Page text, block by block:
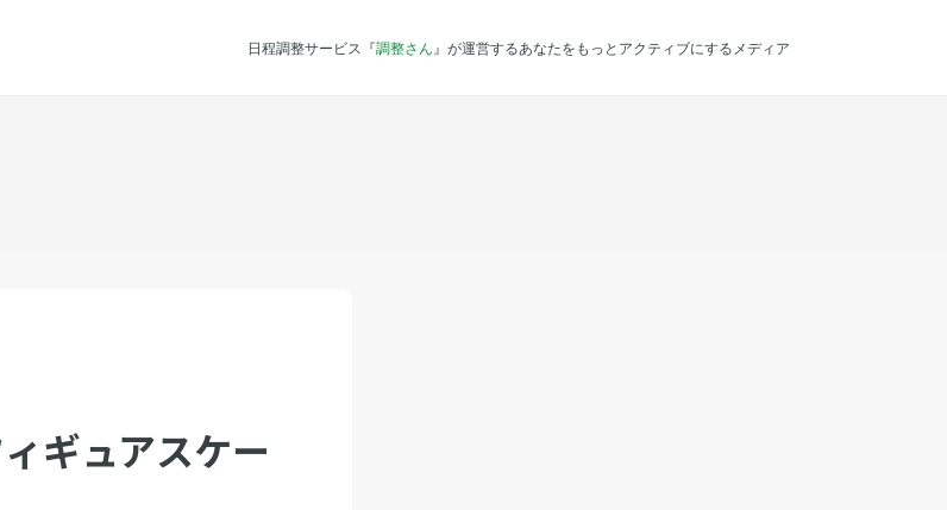
日程調整サービス『調整さん 』が運営するあなたをもっとアクティブにするメディア
ギュアスケー